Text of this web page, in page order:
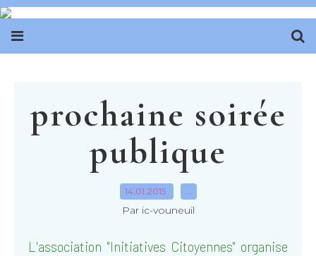
prochaine soirée
publique
14.01.2015 …
Par ic-vouneuil
L'association "Initiatives Citoyennes" organise